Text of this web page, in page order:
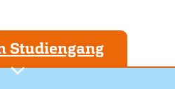
Studiengang